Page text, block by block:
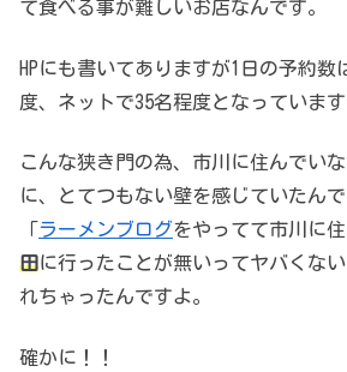
て食べる事が難しいお店なんです。
HPにも書いてありますが1日の予約数
度、ネットで35名程度となっています
こんな狭き門の為、市川に住んでい
に、とてつもない壁を感じていたん
「ラーメンブログをやってて市川に住
田に行ったことが無いってヤバくな
れちゃったんですよ。
確かに！！